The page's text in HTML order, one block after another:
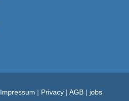
Impressum | Privacy| AGB| jobs